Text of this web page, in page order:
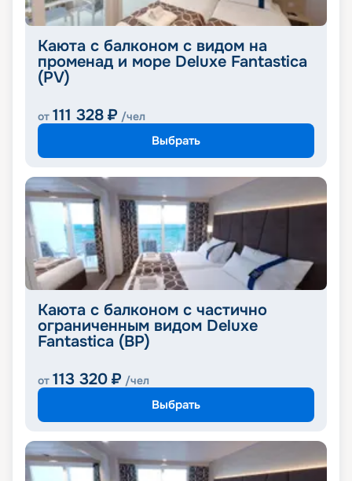
Каюта с балконом с видом на
променад и море Deluxe Fantastica
(PV)
от 111 328 ₽ /чел
Выбрать
Каюта с балконом с частично
ограниченным видом Deluxe
Fantastica (BP)
от 113 320 ₽ /чел
Выбрать